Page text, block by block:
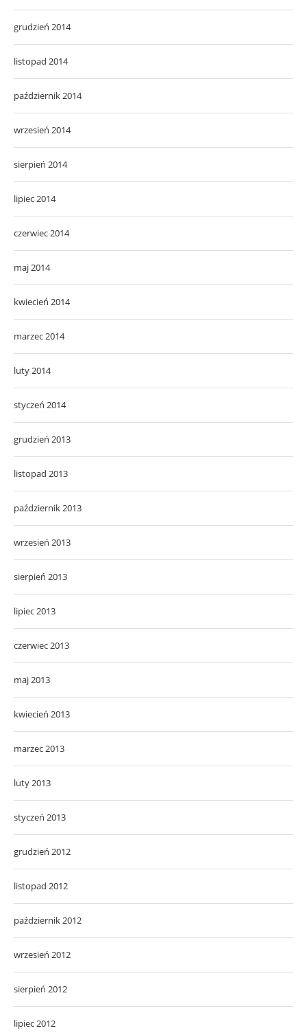
grudzień 2014
listopad 2014
październik 2014
wrzesień 2014
sierpień 2014
lipiec 2014
czerwiec 2014
maj 2014
kwiecień 2014
marzec 2014
luty 2014
styczeń 2014
grudzień 2013
listopad 2013
październik 2013
wrzesień 2013
sierpień 2013
lipiec 2013
czerwiec 2013
maj 2013
kwiecień 2013
marzec 2013
luty 2013
styczeń 2013
grudzień 2012
listopad 2012
październik 2012
wrzesień 2012
sierpień 2012
lipiec 2012